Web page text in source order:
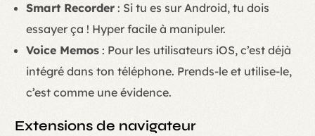
Smart Recorder : Si tu es sur Android, tu dois
essayer ça ! Hyper facile à manipuler.
Voice Memos : Pour les utilisateurs iOS, c’est déjà
intégré dans ton téléphone. Prends-le et utilise-le,
c’est comme une évidence.
Extensions de navigateur